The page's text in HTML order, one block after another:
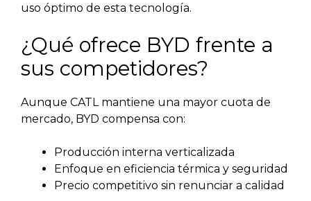
uso óptimo de esta tecnología.
¿Qué ofrece BYD frente a
sus competidores?
Aunque CATL mantiene una mayor cuota de
mercado, BYD compensa con:
Producción interna verticalizada
Enfoque en eficiencia térmica y seguridad
Precio competitivo sin renunciar a calidad